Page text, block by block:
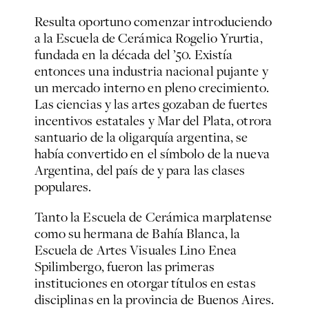
Resulta oportuno comenzar introduciendo
a la Escuela de Cerámica Rogelio Yrurtia,
fundada en la década del ’50. Existía
entonces una industria nacional pujante y
un mercado interno en pleno crecimiento.
Las ciencias y las artes gozaban de fuertes
incentivos estatales y Mar del Plata, otrora
santuario de la oligarquía argentina, se
había convertido en el símbolo de la nueva
Argentina, del país de y para las clases
populares.
Tanto la Escuela de Cerámica marplatense
como su hermana de Bahía Blanca, la
Escuela de Artes Visuales Lino Enea
Spilimbergo, fueron las primeras
instituciones en otorgar títulos en estas
disciplinas en la provincia de Buenos Aires.